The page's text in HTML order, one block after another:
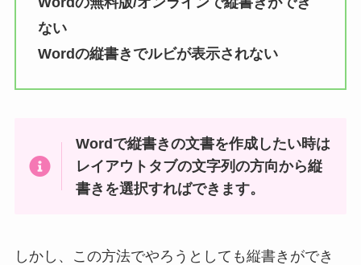
ない
Wordの縦書きでルビが表示されない
Wordで縦書きの文書を作成したい時は
レイアウトタブの文字列の方向から縦
書きを選択すればできます。
しかし、この方法でやろうとしても縦書きができ